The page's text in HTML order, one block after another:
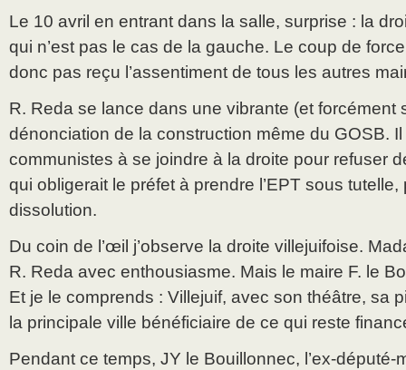
Le 10 avril en entrant dans la salle, surprise : la
qui n’est pas le cas de la gauche. Le coup de
donc pas reçu l’assentiment de tous les autres
R. Reda se lance dans une vibrante (et forcément
dénonciation de la construction même du GOSB.
communistes à se joindre à la droite pour refuser
qui obligerait le préfet à prendre l’EPT sous
dissolution.
Du coin de l’œil j’observe la droite villejuifoise.
R. Reda avec enthousiasme. Mais le maire F. le
Et je le comprends : Villejuif, avec son théâtre, sa
la principale ville bénéficiaire de ce qui reste
Pendant ce temps, JY le Bouillonnec, l’ex-député-